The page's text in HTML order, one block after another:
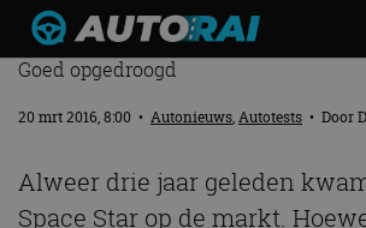
Autonieuws
Podcast
Autotests
Automerken
MITSUBISHI SPACE STAR 1.2 CVT
Goed opgedroogd
20 mrt 2016, 8:00 • Autonieuws,Autotests • Door
Alweer drie jaar geleden
Space Star op de markt.